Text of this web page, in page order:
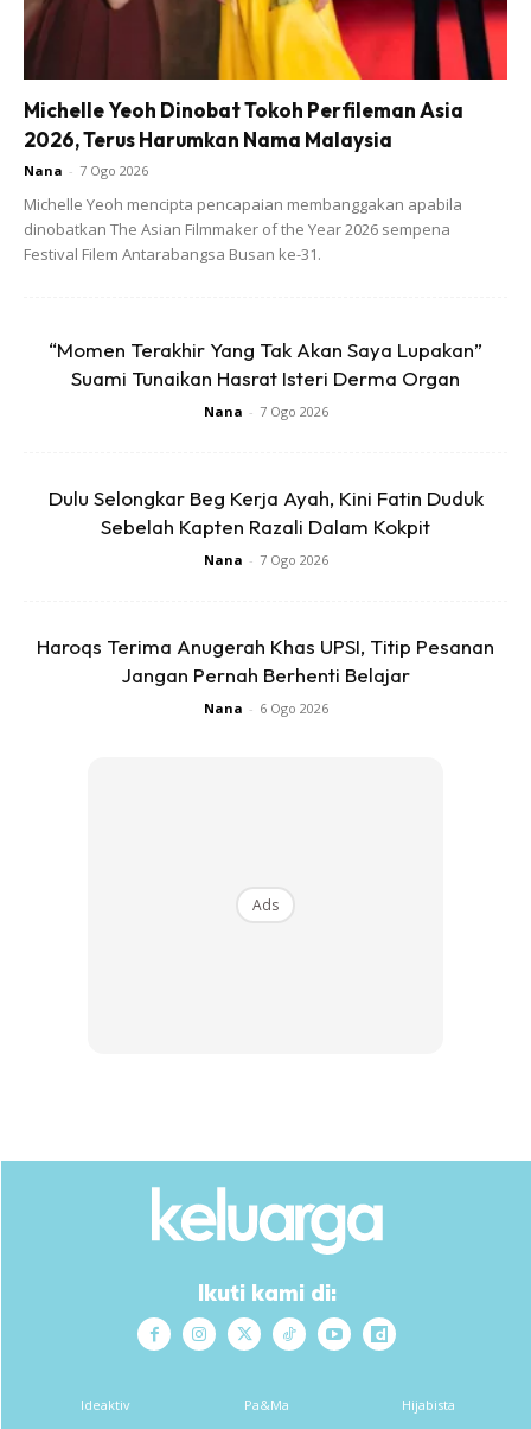
Michelle Yeoh Dinobat Tokoh Perfileman Asia
2026, Terus Harumkan Nama Malaysia
Nana - 7 Ogo 2026
Michelle Yeoh mencipta pencapaian membanggakan apabila
dinobatkan The Asian Filmmaker of the Year 2026 sempena
Festival Filem Antarabangsa Busan ke-31.
“Momen Terakhir Yang Tak Akan Saya Lupakan”
Suami Tunaikan Hasrat Isteri Derma Organ
Nana - 7 Ogo 2026
Dulu Selongkar Beg Kerja Ayah, Kini Fatin Duduk
Sebelah Kapten Razali Dalam Kokpit
Nana - 7 Ogo 2026
Haroqs Terima Anugerah Khas UPSI, Titip Pesanan
Jangan Pernah Berhenti Belajar
Nana - 6 Ogo 2026
Ads
Ikuti kami di:
Ideaktiv Pa&Ma Hijabista